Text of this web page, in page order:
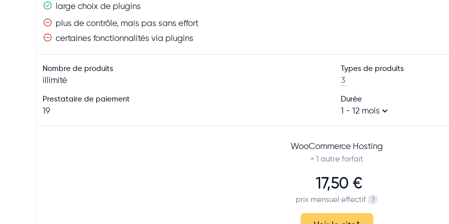
large choix de plugins
plus de contrôle, mais pas sans effort
certaines fonctionnalités via plugins
Nombre de produits
illimité
Types de produits
3
Prestataire de paiement
19
Durée
1 - 12 mois
WooCommerce Hosting
+ 1 autre forfait
17,50 €
prix mensuel effectif ?